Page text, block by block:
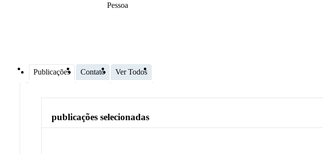
Pessoa
Publicações Contato Ver Todos
publicações selecionadas